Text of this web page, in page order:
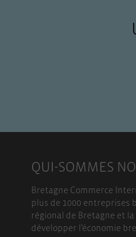
QUI-SOMMES
Bretagne Commerce
plus de 1000 entreprises
régional de Bretagne et
développer l’économie